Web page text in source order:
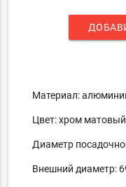
Материал:
Цвет: хром матовый
Диаметр
Внешний диаметр: